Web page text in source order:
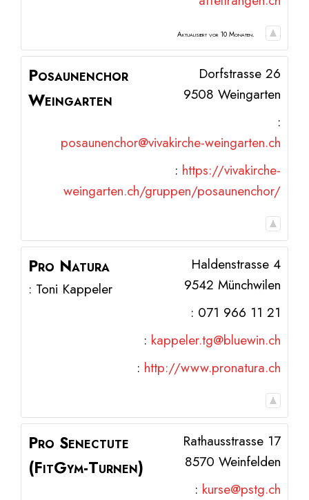
Aktualisiert vor 10 Monaten.
Posaunenchor
Weingarten
Dorfstrasse 26
9508 Weingarten
:
posaunenchor@vivakirche-weingarten.ch
: https://vivakirche-
weingarten.ch/gruppen/posaunenchor/
Pro Natura
: Toni Kappeler
Haldenstrasse 4
9542 Münchwilen
: 071 966 11 21
: kappeler.tg@bluewin.ch
: http://www.pronatura.ch
Pro Senectute
(FitGym-Turnen)
Rathausstrasse 17
8570 Weinfelden
: kurse@pstg.ch